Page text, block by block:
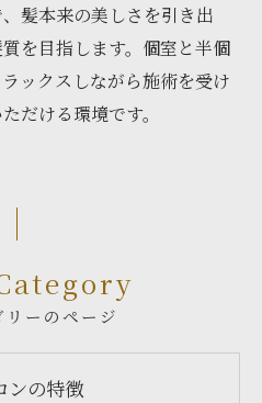
髪本来の美しさを引き出
を目指します。個室と半個
ックスしながら施術を受け
だける環境です。
リーのページ
ンの特徴